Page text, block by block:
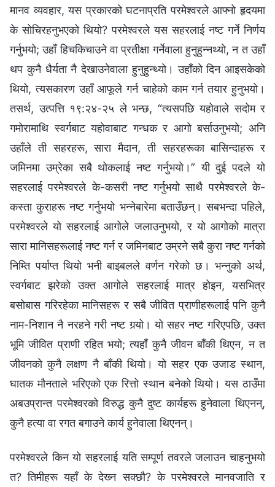
मानव व्यवहार, यस प्रकारको घटनाप्रति परमेश्‍वरले आफ्‍नो हृदयमा
के सोचिरहनुभएको थियो? परमेश्‍वरले यस सहरलाई नष्ट गर्ने निर्णय
गर्नुभयो; उहाँ हिचकिचाउने वा प्रतीक्षा गर्नेवाला हुनुहुन्नथ्यो, न त उहाँ
थप कुनै धैर्यता नै देखाउनेवाला हुनुहुन्थ्यो। उहाँको दिन आइसकेको
थियो, त्यसकारण उहाँ आफूले गर्न चाहेको काम गर्न तयार हुनुभयो।
तसर्थ, उत्‍पत्ति १९:२४-२५ ले भन्छ, “त्यसपछि यहोवाले सदोम र
गमोरामाथि स्वर्गबाट यहोवाबाट गन्धक र आगो बर्साउनुभयो; अनि
उहाँले ती सहरहरू, सारा मैदान, ती सहरहरूका बासिन्दाहरू र
जमिनमा उम्रेका सबै थोकलाई नष्ट गर्नुभयो।” यी दुई पदले यो
सहरलाई परमेश्‍वरले के-कसरी नष्ट गर्नुभयो साथै परमेश्‍वरले के-
कस्ता कुराहरू नष्ट गर्नुभयो भन्‍नेबारेमा बताउँछन्। सबभन्दा पहिले,
परमेश्‍वरले यो सहरलाई आगोले जलाउनुभयो, र यो आगोको मात्रा
सारा मानिसहरूलाई नष्ट गर्न र जमिनबाट उम्रने सबै कुरा नष्ट गर्नको
निम्ति पर्याप्त थियो भनी बाइबलले वर्णन गरेको छ। भन्‍नुको अर्थ,
स्वर्गबाट झरेको उक्त आगोले सहरलाई मात्र होइन, यसभित्र
बसोबास गरिरहेका मानिसहरू र सबै जीवित प्राणीहरूलाई पनि कुनै
नाम-निशान नै नरहने गरी नष्ट गर्‍यो। यो सहर नष्ट गरिएपछि, उक्त
भूमि जीवित प्राणी रहित भयो; त्यहाँ कुनै जीवन बाँकी थिएन, न त
जीवनको कुनै लक्षण नै बाँकी थियो। यो सहर एक उजाड स्थान,
घातक मौनताले भरिएको एक रित्तो स्थान बनेको थियो। यस ठाउँमा
अबउप्रान्त परमेश्‍वरको विरुद्ध कुनै दुष्ट कार्यहरू हुनेवाला थिएनन्,
कुनै हत्या वा रगत बगाउने कार्य हुनेवाला थिएनन्।
परमेश्‍वरले किन यो सहरलाई यति सम्पूर्ण तवरले जलाउन चाहनुभयो
त? तिमीहरू यहाँ के देख्‍न सक्छौ? के परमेश्‍वरले मानवजाति र